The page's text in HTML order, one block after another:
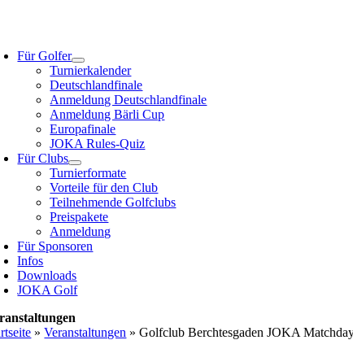
Für Golfer
Turnierkalender
Deutschlandfinale
Anmeldung Deutschlandfinale
Anmeldung Bärli Cup
Europafinale
JOKA Rules-Quiz
Für Clubs
Turnierformate
Vorteile für den Club
Teilnehmende Golfclubs
Preispakete
Anmeldung
Für Sponsoren
Infos
Downloads
JOKA Golf
»Veranstaltungen »Golfclub Berchtesgaden JOKA